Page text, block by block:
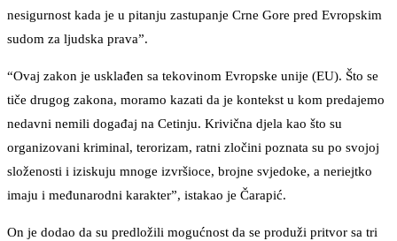
nesigurnost kada je u pitanju zastupanje Crne Gore pred Evropskim
sudom za ljudska prava”.
“Ovaj zakon je usklađen sa tekovinom Evropske unije (EU). Što se
tiče drugog zakona, moramo kazati da je kontekst u kom predajemo
nedavni nemili događaj na Cetinju. Krivična djela kao što su
organizovani kriminal, terorizam, ratni zločini poznata su po svojoj
složenosti i iziskuju mnoge izvršioce, brojne svjedoke, a neriejtko
imaju i međunarodni karakter”, istakao je Čarapić.
On je dodao da su predložili mogućnost da se produži pritvor sa tri